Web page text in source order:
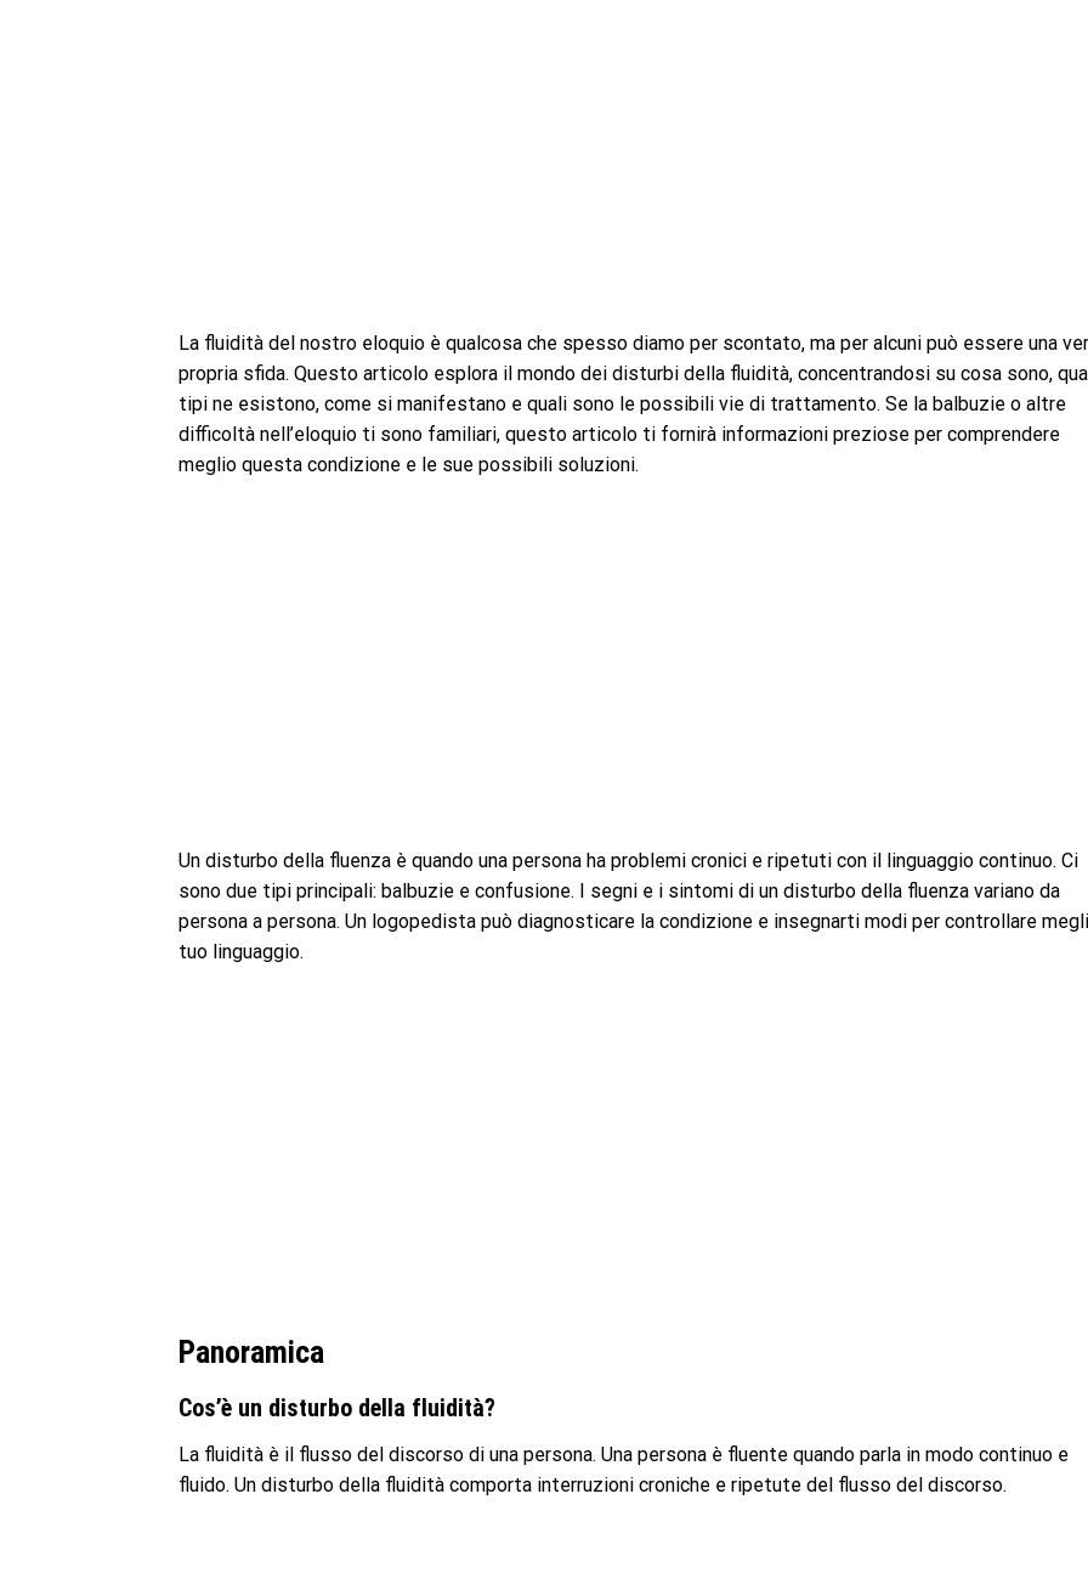
La fluidità del nostro eloquio è qualcosa che spesso diamo per scontato, ma per alcuni può essere una
propria sfida. Questo articolo esplora il mondo dei disturbi della fluidità, concentrandosi su cosa sono,
tipi ne esistono, come si manifestano e quali sono le possibili vie di trattamento. Se la balbuzie o altre
difficoltà nell’eloquio ti sono familiari, questo articolo ti fornirà informazioni preziose per comprendere
meglio questa condizione e le sue possibili soluzioni.
Un disturbo della fluenza è quando una persona ha problemi cronici e ripetuti con il linguaggio continuo. Ci
sono due tipi principali: balbuzie e confusione. I segni e i sintomi di un disturbo della fluenza variano da
persona a persona. Un logopedista può diagnosticare la condizione e insegnarti modi per controllare
tuo linguaggio.
Panoramica
Cos’è un disturbo della fluidità?
La fluidità è il flusso del discorso di una persona. Una persona è fluente quando parla in modo continuo e
fluido. Un disturbo della fluidità comporta interruzioni croniche e ripetute del flusso del discorso.